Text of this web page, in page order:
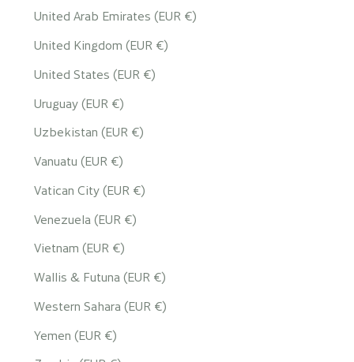
United Arab Emirates (EUR €)
United Kingdom (EUR €)
United States (EUR €)
Uruguay (EUR €)
Uzbekistan (EUR €)
Vanuatu (EUR €)
Vatican City (EUR €)
Venezuela (EUR €)
Vietnam (EUR €)
Wallis & Futuna (EUR €)
Western Sahara (EUR €)
Yemen (EUR €)